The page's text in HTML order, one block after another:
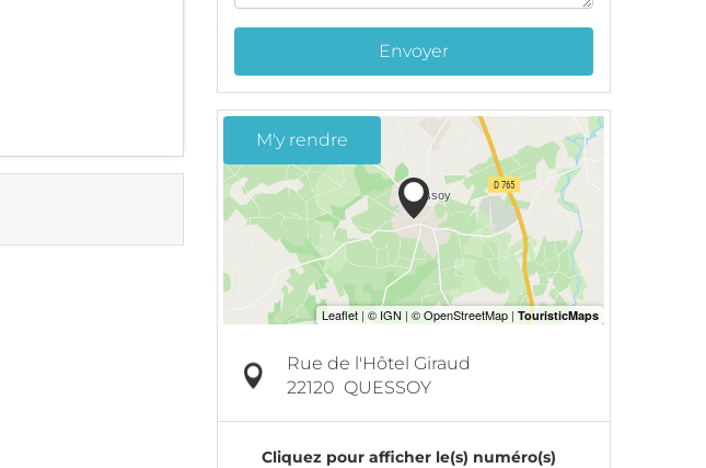
Envoyer
M'y rendre
Rue de l'Hôtel Giraud
22120 QUESSOY
Cliquez pour afficher le(s) numéro(s)